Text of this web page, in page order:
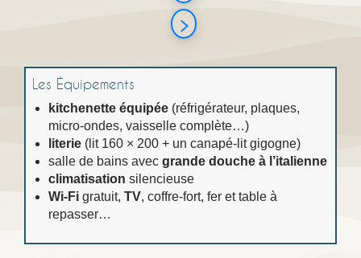
Les Équipements
kitchenette équipée (réfrigérateur, plaques,
micro-ondes, vaisselle complète…)
literie (lit 160 × 200 + un canapé-lit gigogne)
salle de bains avec grande douche à l’italienne
climatisation silencieuse
Wi-Fi gratuit, TV, coffre-fort, fer et table à
repasser…